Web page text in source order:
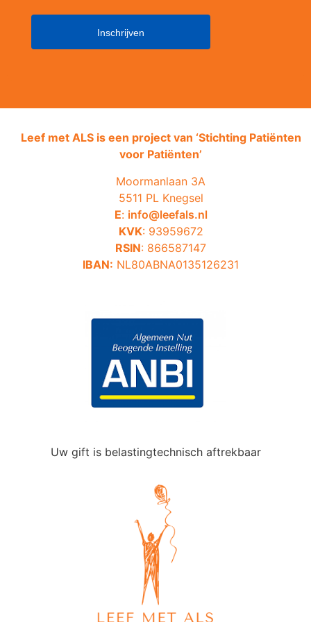
Leef met ALS is een project van ‘Stichting Patiënten
voor Patiënten’
Moormanlaan 3A
5511 PL Knegsel
E: info@leefals.nl
KVK: 93959672
RSIN: 866587147
IBAN: NL80ABNA0135126231
Uw gift is belastingtechnisch aftrekbaar